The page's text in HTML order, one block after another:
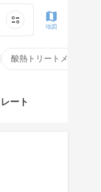
酸熱トリートメント
地図
ート